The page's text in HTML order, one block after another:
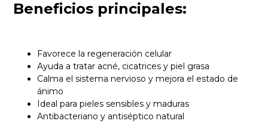
Beneficios principales:
Favorece la regeneración celular
Ayuda a tratar acné, cicatrices y piel grasa
Calma el sistema nervioso y mejora el estado de
ánimo
Ideal para pieles sensibles y maduras
Antibacteriano y antiséptico natural